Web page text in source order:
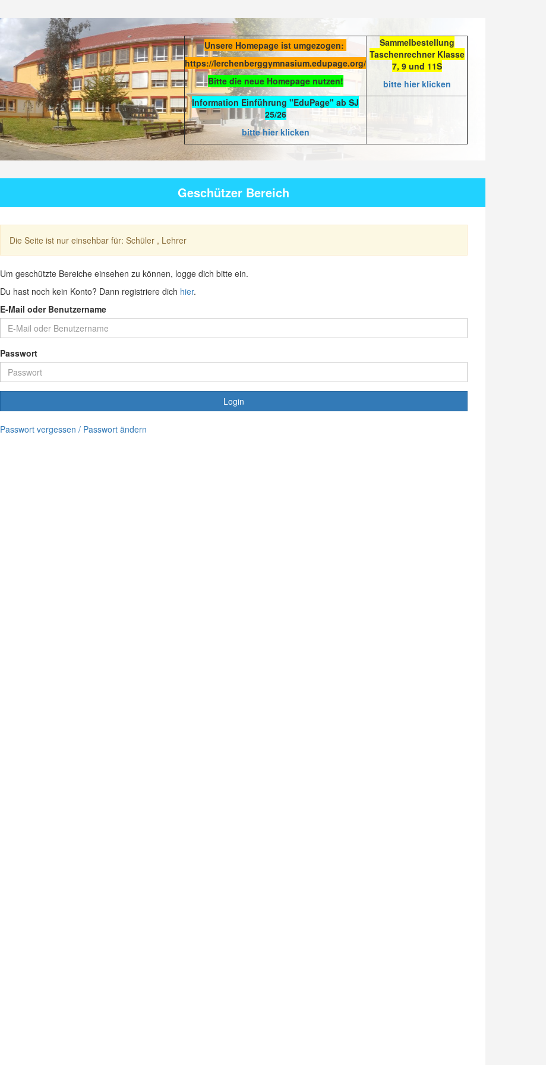
Unsere Homepage ist umgezogen:
https://lerchenberggymnasium.edupage.org/
Bitte die neue Homepage nutzen!
Sammelbestellung
Taschenrechner Klasse
7, 9 und 11S
bitte hier klicken
Information Einführung "EduPage" ab SJ
25/26
bitte hier klicken
Geschützer Bereich
Die Seite ist nur einsehbar für: Schüler , Lehrer
Um geschützte Bereiche einsehen zu können, logge dich bitte ein.
Du hast noch kein Konto? Dann registriere dich hier.
E-Mail oder Benutzername
Passwort
Login
Passwort vergessen / Passwort ändern